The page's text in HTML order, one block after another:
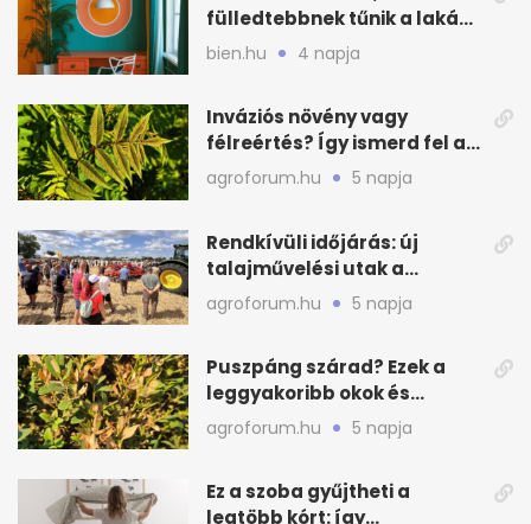
fülledtebbnek tűnik a lakás
nyáron
bien.hu 4 napja
Inváziós növény vagy
félreértés? Így ismerd fel a
valódi kockázatot
agroforum.hu 5 napja
Rendkívüli időjárás: új
talajművelési utak a
gazdáknak
agroforum.hu 5 napja
Puszpáng szárad? Ezek a
leggyakoribb okok és
teendők
agroforum.hu 5 napja
Ez a szoba gyűjtheti a
legtöbb kórt: így